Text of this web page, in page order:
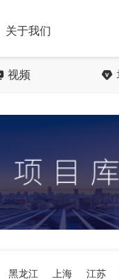
关于我们
视频
黑龙江 上海 江苏